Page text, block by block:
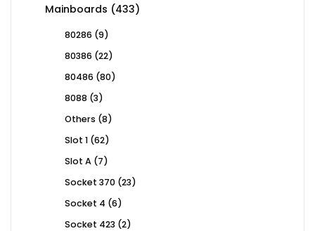
Mainboards 433433
80286 99
80386 2222
80486 8080
8088 33
Others 88
Slot 1 6262
Slot A 77
Socket 370 2323
Socket 4 66
Socket 423 22